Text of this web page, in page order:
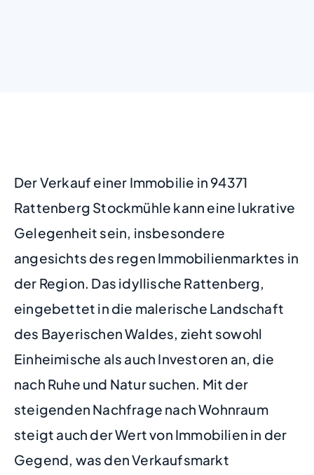
Der Verkauf einer Immobilie in 94371
Rattenberg Stockmühle kann eine lukrative
Gelegenheit sein, insbesondere
angesichts des regen Immobilienmarktes in
der Region. Das idyllische Rattenberg,
eingebettet in die malerische Landschaft
des Bayerischen Waldes, zieht sowohl
Einheimische als auch Investoren an, die
nach Ruhe und Natur suchen. Mit der
steigenden Nachfrage nach Wohnraum
steigt auch der Wert von Immobilien in der
Gegend, was den Verkaufsmarkt